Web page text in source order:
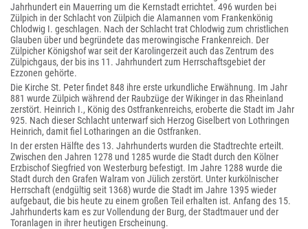
Jahrhundert ein Mauerring um die Kernstadt errichtet. 496 wurden bei
Zülpich in der Schlacht von Zülpich die Alamannen vom Frankenkönig
Chlodwig I. geschlagen. Nach der Schlacht trat Chlodwig zum christlichen
Glauben über und begründete das merowingische Frankenreich. Der
Zülpicher Königshof war seit der Karolingerzeit auch das Zentrum des
Zülpichgaus, der bis ins 11. Jahrhundert zum Herrschaftsgebiet der
Ezzonen gehörte.
Die Kirche St. Peter findet 848 ihre erste urkundliche Erwähnung. Im Jahr
881 wurde Zülpich während der Raubzüge der Wikinger in das Rheinland
zerstört. Heinrich I., König des Ostfrankenreichs, eroberte die Stadt im Jahr
925. Nach dieser Schlacht unterwarf sich Herzog Giselbert von Lothringen
Heinrich, damit fiel Lotharingen an die Ostfranken.
In der ersten Hälfte des 13. Jahrhunderts wurden die Stadtrechte erteilt.
Zwischen den Jahren 1278 und 1285 wurde die Stadt durch den Kölner
Erzbischof Siegfried von Westerburg befestigt. Im Jahre 1288 wurde die
Stadt durch den Grafen Walram von Jülich zerstört. Unter kurkölnischer
Herrschaft (endgültig seit 1368) wurde die Stadt im Jahre 1395 wieder
aufgebaut, die bis heute zu einem großen Teil erhalten ist. Anfang des 15.
Jahrhunderts kam es zur Vollendung der Burg, der Stadtmauer und der
Toranlagen in ihrer heutigen Erscheinung.